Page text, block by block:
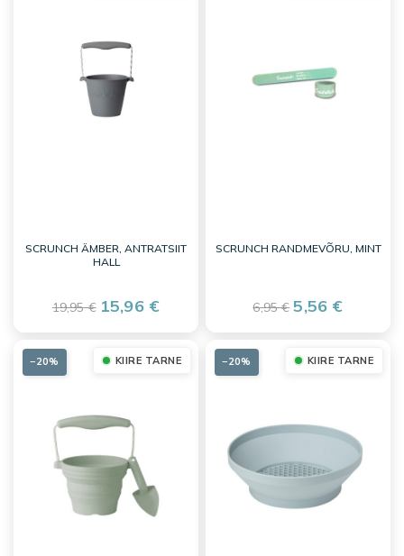
SCRUNCH ÄMBER, ANTRATSIIT
HALL
19,95 € 15,96 €
SCRUNCH RANDMEVÕRU, MINT
6,95 € 5,56 €
KIIRE TARNE
−20% KIIRE TARNE
−20%